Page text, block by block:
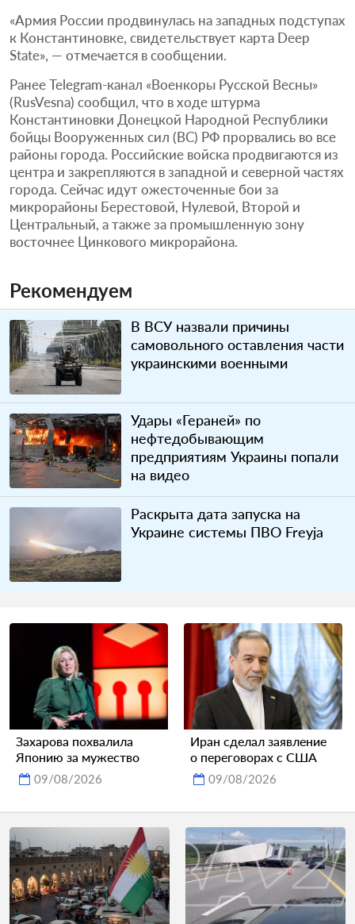
«Армия России продвинулась на западных подступах
к Константиновке, свидетельствует карта Deep
State», — отмечается в сообщении.
Ранее Telegram-канал «Военкоры Русской Весны»
(RusVesna) сообщил, что в ходе штурма
Константиновки Донецкой Народной Республики
бойцы Вооруженных сил (ВС) РФ прорвались во все
районы города. Российские войска продвигаются из
центра и закрепляются в западной и северной частях
города. Сейчас идут ожесточенные бои за
микрорайоны Берестовой, Нулевой, Второй и
Центральный, а также за промышленную зону
восточнее Цинкового микрорайона.
Рекомендуем
В ВСУ назвали причины
самовольного оставления части
украинскими военными
Удары «Гераней» по
нефтедобывающим
предприятиям Украины попали
на видео
Раскрыта дата запуска на
Украине системы ПВО Freyja
Захарова похвалила
Японию за мужество
09/08/2026
Иран сделал заявление
о переговорах с США
09/08/2026